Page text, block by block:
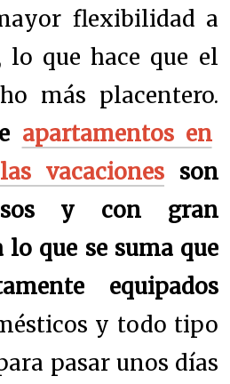
flexibilidad a
lo que hace que el
más placentero.
apartamentos en
vacaciones son
y con gran
que se suma que
equipados
y todo tipo
pasar unos días